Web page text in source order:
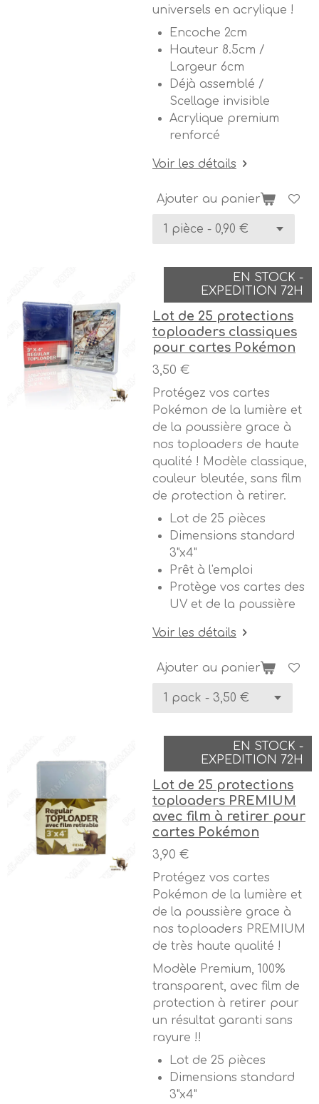
universels en acrylique !
Encoche 2cm
Hauteur 8.5cm /
Largeur 6cm
Déjà assemblé /
Scellage invisible
Acrylique premium
renforcé
Voir les détails
Ajouter au panier
EN STOCK -
EXPEDITION 72H
Lot de 25 protections
toploaders classiques
pour cartes Pokémon
3,50 €
Protégez vos cartes
Pokémon de la lumière et
de la poussière grace à
nos toploaders de haute
qualité ! Modèle classique,
couleur bleutée, sans film
de protection à retirer.
Lot de 25 pièces
Dimensions standard
3"x4"
Prêt à l'emploi
Protège vos cartes des
UV et de la poussière
Voir les détails
Ajouter au panier
EN STOCK -
EXPEDITION 72H
Lot de 25 protections
toploaders PREMIUM
avec film à retirer pour
cartes Pokémon
3,90 €
Protégez vos cartes
Pokémon de la lumière et
de la poussière grace à
nos toploaders PREMIUM
de très haute qualité !
Modèle Premium, 100%
transparent, avec film de
protection à retirer pour
un résultat garanti sans
rayure !!
Lot de 25 pièces
Dimensions standard
3"x4"